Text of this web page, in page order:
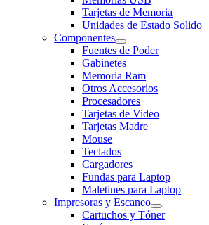
Tarjetas de Memoria
Unidades de Estado Solido
Componentes
Fuentes de Poder
Gabinetes
Memoria Ram
Otros Accesorios
Procesadores
Tarjetas de Video
Tarjetas Madre
Mouse
Teclados
Cargadores
Fundas para Laptop
Maletines para Laptop
Impresoras y Escaneo
Cartuchos y Tóner